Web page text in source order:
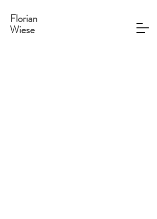
Florian
Wiese